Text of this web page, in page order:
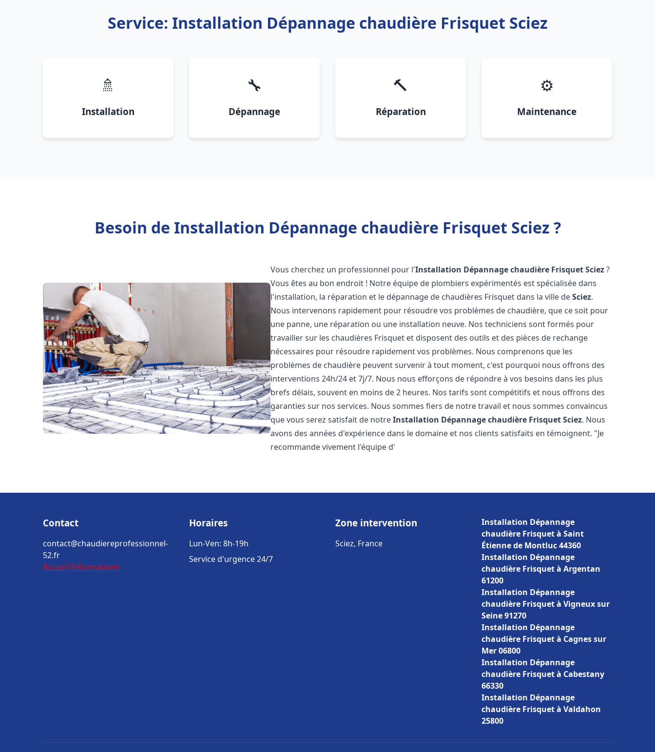
Service: Installation Dépannage chaudière Frisquet Sciez
🚿
Installation
🔧
Dépannage
🔨
Réparation
⚙️
Maintenance
Besoin de Installation Dépannage chaudière Frisquet Sciez ?
Vous cherchez un professionnel pour l'Installation Dépannage chaudière FrisquetSciez?
Vous êtes au bon endroit ! Notre équipe de plombiers expérimentés est spécialisée dans
l'installation, la réparation et le dépannage de chaudières Frisquet dans la ville deSciez.
Nous intervenons rapidement pour résoudre vos problèmes de chaudière, que ce soit pour
une panne, une réparation ou une installation neuve. Nos techniciens sont formés pour
travailler sur les chaudières Frisquet et disposent des outils et des pièces de rechange
nécessaires pour résoudre rapidement vos problèmes. Nous comprenons que les
problèmes de chaudière peuvent survenir à tout moment, c'est pourquoi nous offrons des
interventions 24h/24 et 7j/7. Nous nous efforçons de répondre à vos besoins dans les plus
brefs délais, souvent en moins de 2 heures. Nos tarifs sont compétitifs et nous offrons des
garanties sur nos services. Nous sommes fiers de notre travail et nous sommes convaincus
que vous serez satisfait de notreInstallation Dépannage chaudière FrisquetSciez. Nous
avons des années d'expérience dans le domaine et nos clients satisfaits en témoignent. "Je
recommande vivement l'équipe d'
Contact
contact@chaudiereprofessionnel-
52.fr
Accueil Informations
Horaires
Lun-Ven: 8h-19h
Service d'urgence 24/7
Zone intervention
Sciez, France
Installation Dépannage
chaudière Frisquet à Saint
Étienne de Montluc 44360
Installation Dépannage
chaudière Frisquet à Argentan
61200
Installation Dépannage
chaudière Frisquet à Vigneux sur
Seine 91270
Installation Dépannage
chaudière Frisquet à Cagnes sur
Mer 06800
Installation Dépannage
chaudière Frisquet à Cabestany
66330
Installation Dépannage
chaudière Frisquet à Valdahon
25800